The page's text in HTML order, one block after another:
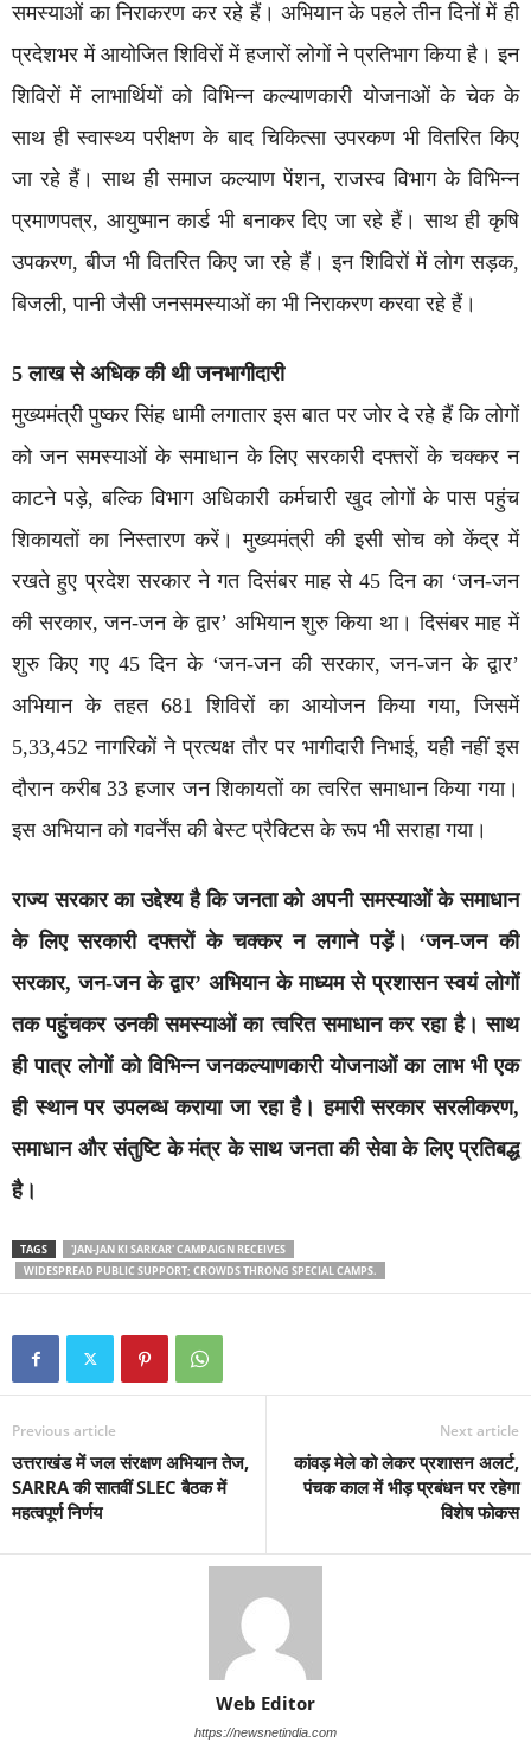
समस्याओं का निराकरण कर रहे हैं। अभियान के पहले तीन दिनों में ही
प्रदेशभर में आयोजित शिविरों में हजारों लोगों ने प्रतिभाग किया है। इन
शिविरों में लाभार्थियों को विभिन्न कल्याणकारी योजनाओं के चेक के
साथ ही स्वास्थ्य परीक्षण के बाद चिकित्सा उपरकण भी वितरित किए
जा रहे हैं। साथ ही समाज कल्याण पेंशन, राजस्व विभाग के विभिन्न
प्रमाणपत्र, आयुष्मान कार्ड भी बनाकर दिए जा रहे हैं। साथ ही कृषि
उपकरण, बीज भी वितरित किए जा रहे हैं। इन शिविरों में लोग सड़क,
बिजली, पानी जैसी जनसमस्याओं का भी निराकरण करवा रहे हैं।
5 लाख से अधिक की थी जनभागीदारी
मुख्यमंत्री पुष्कर सिंह धामी लगातार इस बात पर जोर दे रहे हैं कि लोगों
को जन समस्याओं के समाधान के लिए सरकारी दफ्तरों के चक्कर न
काटने पड़े, बल्कि विभाग अधिकारी कर्मचारी खुद लोगों के पास पहुंच
शिकायतों का निस्तारण करें। मुख्यमंत्री की इसी सोच को केंद्र में
रखते हुए प्रदेश सरकार ने गत दिसंबर माह से 45 दिन का ‘जन-जन
की सरकार, जन-जन के द्वार’ अभियान शुरु किया था। दिसंबर माह में
शुरु किए गए 45 दिन के ‘जन-जन की सरकार, जन-जन के द्वार’
अभियान के तहत 681 शिविरों का आयोजन किया गया, जिसमें
5,33,452 नागरिकों ने प्रत्यक्ष तौर पर भागीदारी निभाई, यही नहीं इस
दौरान करीब 33 हजार जन शिकायतों का त्वरित समाधान किया गया।
इस अभियान को गवर्नेंस की बेस्ट प्रैक्टिस के रूप भी सराहा गया।
राज्य सरकार का उद्देश्य है कि जनता को अपनी समस्याओं के समाधान
के लिए सरकारी दफ्तरों के चक्कर न लगाने पड़ें। ‘जन-जन की
सरकार, जन-जन के द्वार’ अभियान के माध्यम से प्रशासन स्वयं लोगों
तक पहुंचकर उनकी समस्याओं का त्वरित समाधान कर रहा है। साथ
ही पात्र लोगों को विभिन्न जनकल्याणकारी योजनाओं का लाभ भी एक
ही स्थान पर उपलब्ध कराया जा रहा है। हमारी सरकार सरलीकरण,
समाधान और संतुष्टि के मंत्र के साथ जनता की सेवा के लिए प्रतिबद्ध
है।
TAGS
'JAN-JAN KI SARKAR' CAMPAIGN RECEIVES
WIDESPREAD PUBLIC SUPPORT; CROWDS THRONG SPECIAL CAMPS.
Previous article
उत्तराखंड में जल संरक्षण अभियान तेज,
SARRA की सातवीं SLEC बैठक में
महत्वपूर्ण निर्णय
Next article
कांवड़ मेले को लेकर प्रशासन अलर्ट,
पंचक काल में भीड़ प्रबंधन पर रहेगा
विशेष फोकस
Web Editor
https://newsnetindia.com